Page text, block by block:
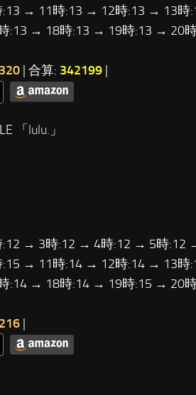
→ 11時:13 → 12時:13 → 13時
:13 → 18時:13 → 19時:13 → 20
| 合算: 342199 |
「lulu. 」
→ 3時:12 → 4時:12 → 5時:12
→ 11時:14 → 12時:14 → 13時
:14 → 18時:14 → 19時:15 → 20
|